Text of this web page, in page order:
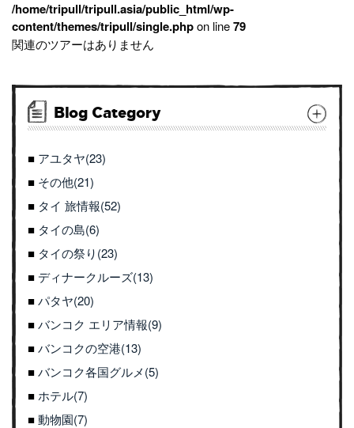
/home/tripull/tripull.asia/public_html/wp-
content/themes/tripull/single.phpon line79
関連のツアーはありません
Blog Category
アユタヤ(23)
その他(21)
タイ 旅情報(52)
タイの島(6)
タイの祭り(23)
ディナークルーズ(13)
パタヤ(20)
バンコク エリア情報(9)
バンコクの空港(13)
バンコク各国グルメ(5)
ホテル(7)
動物園(7)